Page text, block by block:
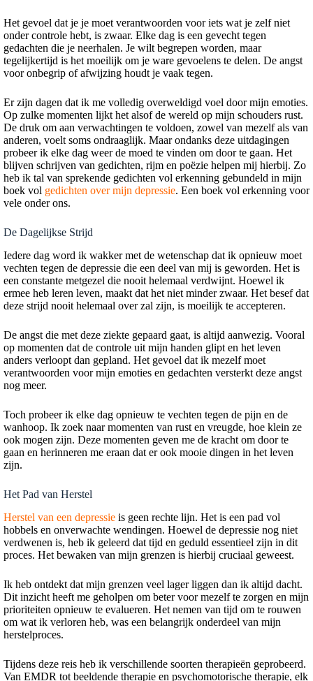
Het gevoel dat je je moet verantwoorden voor iets wat je zelf niet
onder controle hebt, is zwaar. Elke dag is een gevecht tegen
gedachten die je neerhalen. Je wilt begrepen worden, maar
tegelijkertijd is het moeilijk om je ware gevoelens te delen. De angst
voor onbegrip of afwijzing houdt je vaak tegen.
Er zijn dagen dat ik me volledig overweldigd voel door mijn emoties.
Op zulke momenten lijkt het alsof de wereld op mijn schouders rust.
De druk om aan verwachtingen te voldoen, zowel van mezelf als van
anderen, voelt soms ondraaglijk. Maar ondanks deze uitdagingen
probeer ik elke dag weer de moed te vinden om door te gaan. Het
blijven schrijven van gedichten, rijm en poëzie helpen mij hierbij. Zo
heb ik tal van sprekende gedichten vol erkenning gebundeld in mijn
boek vol gedichten over mijn depressie. Een boek vol erkenning voor
vele onder ons.
De Dagelijkse Strijd
Iedere dag word ik wakker met de wetenschap dat ik opnieuw moet
vechten tegen de depressie die een deel van mij is geworden. Het is
een constante metgezel die nooit helemaal verdwijnt. Hoewel ik
ermee heb leren leven, maakt dat het niet minder zwaar. Het besef dat
deze strijd nooit helemaal over zal zijn, is moeilijk te accepteren.
De angst die met deze ziekte gepaard gaat, is altijd aanwezig. Vooral
op momenten dat de controle uit mijn handen glipt en het leven
anders verloopt dan gepland. Het gevoel dat ik mezelf moet
verantwoorden voor mijn emoties en gedachten versterkt deze angst
nog meer.
Toch probeer ik elke dag opnieuw te vechten tegen de pijn en de
wanhoop. Ik zoek naar momenten van rust en vreugde, hoe klein ze
ook mogen zijn. Deze momenten geven me de kracht om door te
gaan en herinneren me eraan dat er ook mooie dingen in het leven
zijn.
Het Pad van Herstel
Herstel van een depressie is geen rechte lijn. Het is een pad vol
hobbels en onverwachte wendingen. Hoewel de depressie nog niet
verdwenen is, heb ik geleerd dat tijd en geduld essentieel zijn in dit
proces. Het bewaken van mijn grenzen is hierbij cruciaal geweest.
Ik heb ontdekt dat mijn grenzen veel lager liggen dan ik altijd dacht.
Dit inzicht heeft me geholpen om beter voor mezelf te zorgen en mijn
prioriteiten opnieuw te evalueren. Het nemen van tijd om te rouwen
om wat ik verloren heb, was een belangrijk onderdeel van mijn
herstelproces.
Tijdens deze reis heb ik verschillende soorten therapieën geprobeerd.
Van EMDR tot beeldende therapie en psychomotorische therapie, elk